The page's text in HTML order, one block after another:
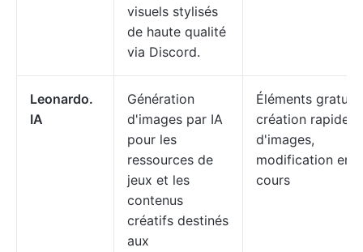
visuels stylisés
de haute qualité
via Discord.
Leonardo.
IA
Génération
d'images par IA
pour les
ressources de
jeux et les
contenus
créatifs destinés
aux
Éléments
création rapide
d'images,
modification en
cours